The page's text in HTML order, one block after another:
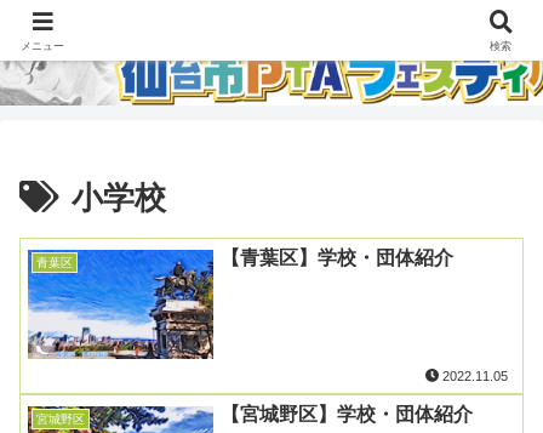
小学校
青葉区 【青葉区】学校・団体紹介
2022.11.05
宮城野区 【宮城野区】学校・団体紹介
メニュー 検索